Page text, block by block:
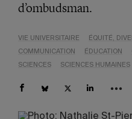
d’ombudsman.
VIE UNIVERSITAIRE ÉQUITÉ,
COMMUNICATION
ÉDUCATION
SCIENCES
SCIENCES HUMAINES